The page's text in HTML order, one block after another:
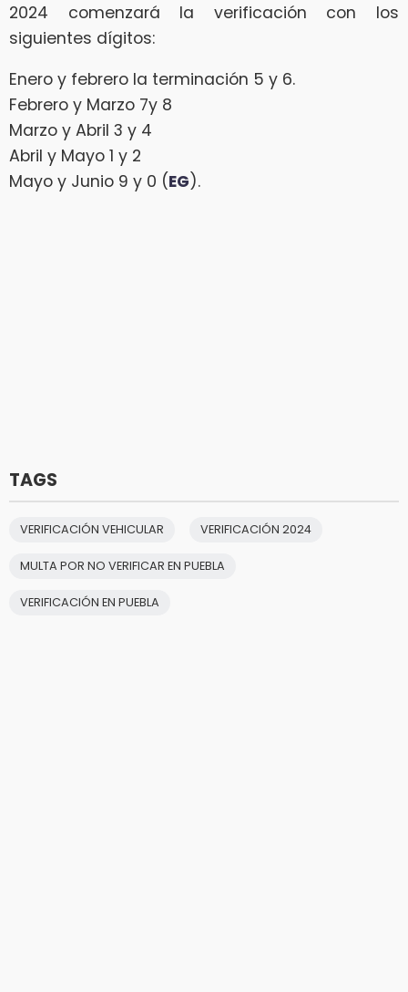
2024 comenzará la verificación con los
siguientes dígitos:
Enero y febrero la terminación 5 y 6.
Febrero y Marzo 7y 8
Marzo y Abril 3 y 4
Abril y Mayo 1 y 2
Mayo y Junio 9 y 0 (EG).
TAGS
VERIFICACIÓN VEHICULAR VERIFICACIÓN 2024
MULTA POR NO VERIFICAR EN PUEBLA
VERIFICACIÓN EN PUEBLA